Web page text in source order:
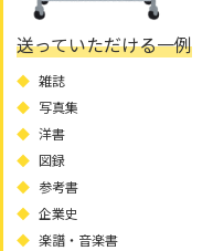
送っていただける一例
雑誌
写真集
洋書
図録
参考書
企業史
楽譜・音楽書